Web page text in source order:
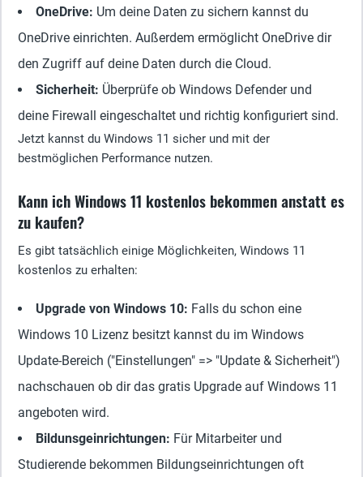
OneDrive: Um deine Daten zu sichern kannst du
OneDrive einrichten. Außerdem ermöglicht OneDrive dir
den Zugriff auf deine Daten durch die Cloud.
Sicherheit: Überprüfe ob Windows Defender und
deine Firewall eingeschaltet und richtig konfiguriert sind.
Jetzt kannst du Windows 11 sicher und mit der
bestmöglichen Performance nutzen.
Kann ich Windows 11 kostenlos bekommen anstatt es
zu kaufen?
Es gibt tatsächlich einige Möglichkeiten, Windows 11
kostenlos zu erhalten:
Upgrade von Windows 10: Falls du schon eine
Windows 10 Lizenz besitzt kannst du im Windows
Update-Bereich ("Einstellungen" => "Update & Sicherheit")
nachschauen ob dir das gratis Upgrade auf Windows 11
angeboten wird.
Bildunsgeinrichtungen: Für Mitarbeiter und
Studierende bekommen Bildungseinrichtungen oft